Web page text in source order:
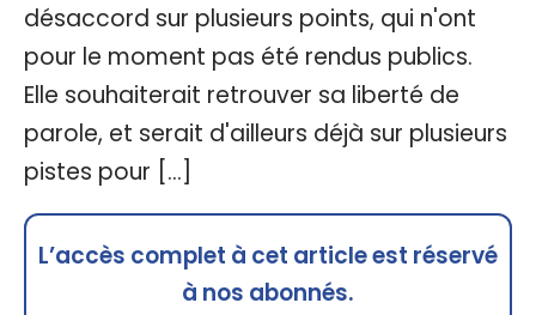
désaccord sur plusieurs points, qui n'ont
pour le moment pas été rendus publics.
Elle souhaiterait retrouver sa liberté de
parole, et serait d'ailleurs déjà sur plusieurs
pistes pour […]
L’accès complet à cet article est réservé
à nos abonnés.